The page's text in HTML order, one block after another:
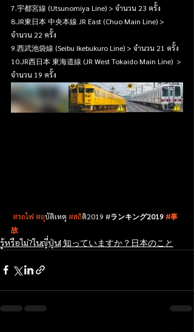
7.宇都宮線 (Utsunomiya Line) > จำนวน 23 ครั้ง
8.JR東日本 中央本線 JR East (Chuo Main Line) >
จำนวน 22 ครั้ง
9.西武池袋線 (Seibu Ikebukuro Line) > จำนวน 21 ครั้ง
10.JR西日本 東海道線 (JR West Tokaido Main Line)  >
จำนวน 19 ครั้ง
#รถไฟ #อุบัติเหตุ #สถิติ2019 #ランキング2019 #事
故
รู้หรือไม่?ในญี่ปุ่น| 知っていますか？日本のこと